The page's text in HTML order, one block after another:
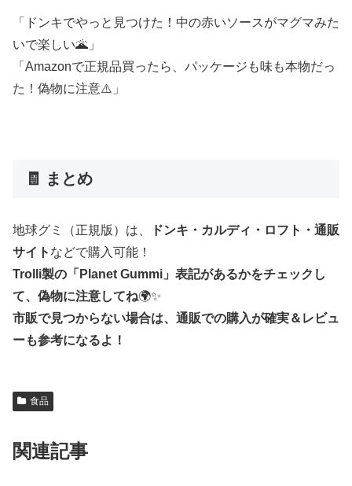
「ドンキでやっと見つけた！中の赤いソースがマグマみた
いで楽しい🌋」
「Amazonで正規品買ったら、パッケージも味も本物だっ
た！偽物に注意⚠️」
🧾 まとめ
地球グミ（正規版）は、
ドンキ・カルディ・ロフト・通販
サイト などで購入可能！
Trolli製の「Planet Gummi」表記があるかをチェックし
て、偽物に注意してね🌍✨
市販で見つからない場合は、通販での購入が確実＆レビュ
ーも参考になるよ！
食品
関連記事